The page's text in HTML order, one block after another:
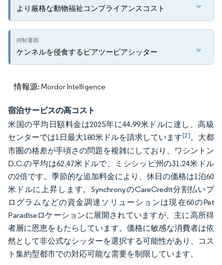
より厳格な動物福祉コンプライアンスコスト
ケンネルを侵食するピアツーピアシッター
情報源: Mordor Intelligence
宿泊サービスの高コスト
米国の平均日額料金は2025年に44.99米ドルに達し、高級
センターでは1日最大180米ドルを請求しています[2]。大都
市圏の格差が手頃さの問題を複雑にしており、ワシントン
D.C.の平均は62.47米ドルで、ミシシッピ州の31.24米ドル
の2倍です。季節的な追加料金により、休日の価格は1泊60
米ドルに上昇します。SynchronyのCareCredit分割払いプ
ログラムなどの資金調達ソリューションは現在60のPet
Paradiseロケーションに展開されていますが、主に高所得
者層に恩恵をもたらしています。価格に敏感な消費者は依
然として非公式なシッターを選択する可能性があり、コス
ト集約型都市での対応可能な需要を制限しています。